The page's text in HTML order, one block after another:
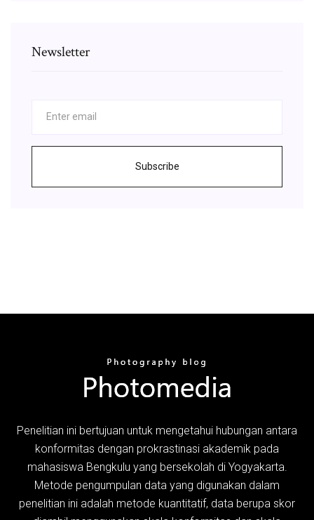
Newsletter
Subscribe
Penelitian ini bertujuan untuk mengetahui hubungan antara
konformitas dengan prokrastinasi akademik pada
mahasiswa Bengkulu yang bersekolah di Yogyakarta.
Metode pengumpulan data yang digunakan dalam
penelitian ini adalah metode kuantitatif, data berupa skor